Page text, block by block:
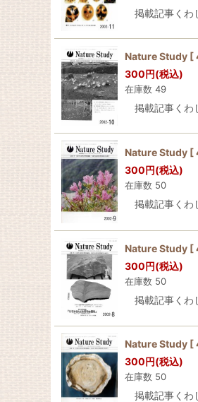
掲載記事く
Nature Study [
300円(税込)
在庫数 49
掲載記事く
Nature Study [
300円(税込)
在庫数 50
掲載記事く
Nature Study [
300円(税込)
在庫数 50
掲載記事く
Nature Study [
300円(税込)
在庫数 50
掲載記事く